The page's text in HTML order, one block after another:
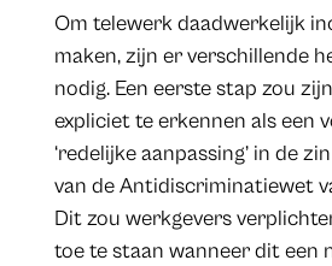
Om telewerk daadwerkelijk
maken, zijn er verschillende
nodig. Een eerste stap zou
expliciet te erkennen als een
‘redelijke aanpassing’ in de
van de Antidiscriminatiewet
Dit zou werkgevers
toe te staan wanneer dit een